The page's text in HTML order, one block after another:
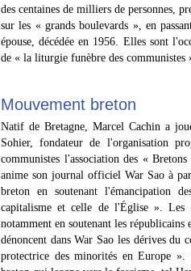
des centaines de milliers de personnes,
sur les « grands boulevards », en
épouse, décédée en 1956. Elles sont
de « la liturgie funèbre des communistes
Mouvement breton
Natif de Bretagne, Marcel Cachin a
Sohier, fondateur de l'organisation
communistes l'association des «
anime son journal officiel War Sao à
breton en soutenant l'émancipation
capitalisme et celle de l'Église ». Les
notamment en soutenant les
dénoncent dans War Sao les dérives
protectrice des minorités en Europe